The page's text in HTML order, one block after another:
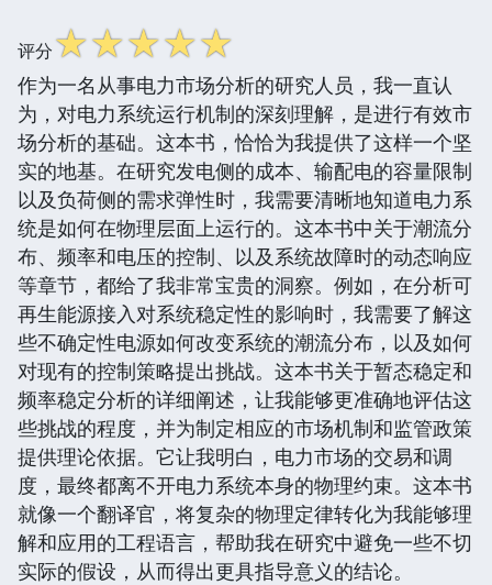
评分☆☆☆☆☆
作为一名从事电力市场分析的研究人员，我一直认
为，对电力系统运行机制的深刻理解，是进行有效市
场分析的基础。这本书，恰恰为我提供了这样一个坚
实的地基。在研究发电侧的成本、输配电的容量限制
以及负荷侧的需求弹性时，我需要清晰地知道电力系
统是如何在物理层面上运行的。这本书中关于潮流分
布、频率和电压的控制、以及系统故障时的动态响应
等章节，都给了我非常宝贵的洞察。例如，在分析可
再生能源接入对系统稳定性的影响时，我需要了解这
些不确定性电源如何改变系统的潮流分布，以及如何
对现有的控制策略提出挑战。这本书关于暂态稳定和
频率稳定分析的详细阐述，让我能够更准确地评估这
些挑战的程度，并为制定相应的市场机制和监管政策
提供理论依据。它让我明白，电力市场的交易和调
度，最终都离不开电力系统本身的物理约束。这本书
就像一个翻译官，将复杂的物理定律转化为我能够理
解和应用的工程语言，帮助我在研究中避免一些不切
实际的假设，从而得出更具指导意义的结论。